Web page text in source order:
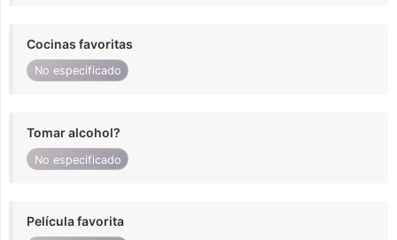
Cocinas favoritas
No especificado
Tomar alcohol?
No especificado
Película favorita